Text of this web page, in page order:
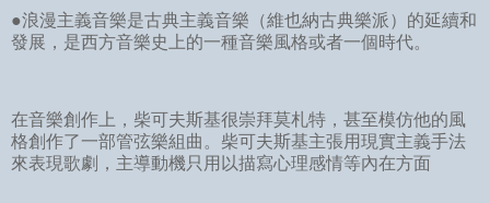
●浪漫主義音樂是古典主義音樂（維也納古典樂派）的延續和
發展，是西方音樂史上的一種音樂風格或者一個時代。
在音樂創作上，柴可夫斯基很崇拜莫札特，甚至模仿他的風
格創作了一部管弦樂組曲。柴可夫斯基主張用現實主義手法
來表現歌劇，主導動機只用以描寫心理感情等內在方面